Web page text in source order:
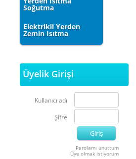
Soğutma
Elektrikli Yerden
Zemin Isıtma
Üyelik Girişi
Kullanıcı adı
Şifre
Parolamı unuttum
Üye olmak istiyorum